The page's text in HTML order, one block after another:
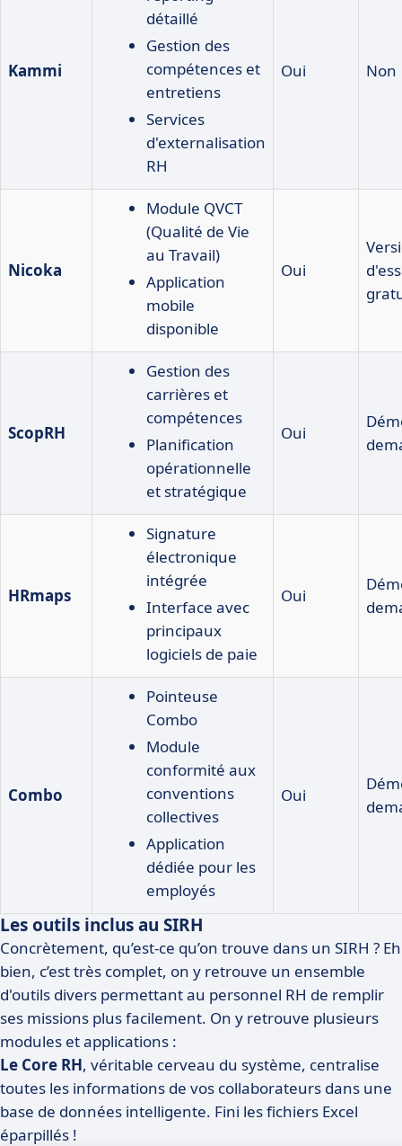
Kammi
détaillé
Gestion des
compétences et
entretiens
Services
d'externalisation
RH
Oui Non
Nicoka
Module QVCT
(Qualité de Vie
au Travail)
Application
mobile
disponible
Oui
ScopRH
Gestion des
carrières et
compétences
Planification
opérationnelle
et stratégique
Oui
HRmaps
Signature
électronique
intégrée
Interface avec
principaux
logiciels de paie
Oui
Combo
Pointeuse
Combo
Module
conformité aux
conventions
collectives
Application
dédiée pour les
employés
Oui
Les outils inclus au SIRH
Concrètement, qu’est-ce qu’on trouve dans un SIRH ? Eh
bien, c’est très complet, on y retrouve un ensemble
d'outils divers permettant au personnel RH de remplir
ses missions plus facilement. On y retrouve plusieurs
modules et applications :
Le Core RH, véritable cerveau du système, centralise
toutes les informations de vos collaborateurs dans une
base de données intelligente. Fini les fichiers Excel
éparpillés !